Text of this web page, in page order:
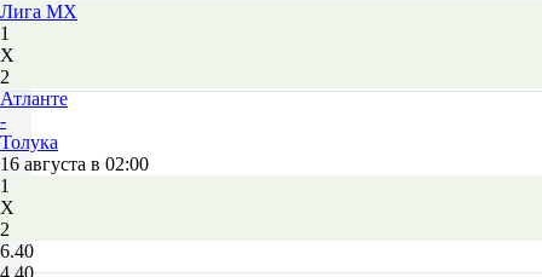
Лига MX
1
Х
2
Атланте
-
Толука
16 августа в 02:00
1
Х
2
6.40
4.40